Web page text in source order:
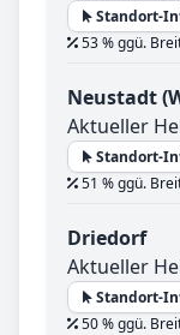
Standort-
53 % ggü.
Neustadt
Aktueller
Standort-
51 % ggü.
Driedorf
Aktueller
Standort-
50 % ggü.